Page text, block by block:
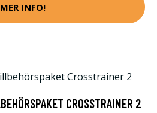
MER INFO!
CROSSTRAINER 2